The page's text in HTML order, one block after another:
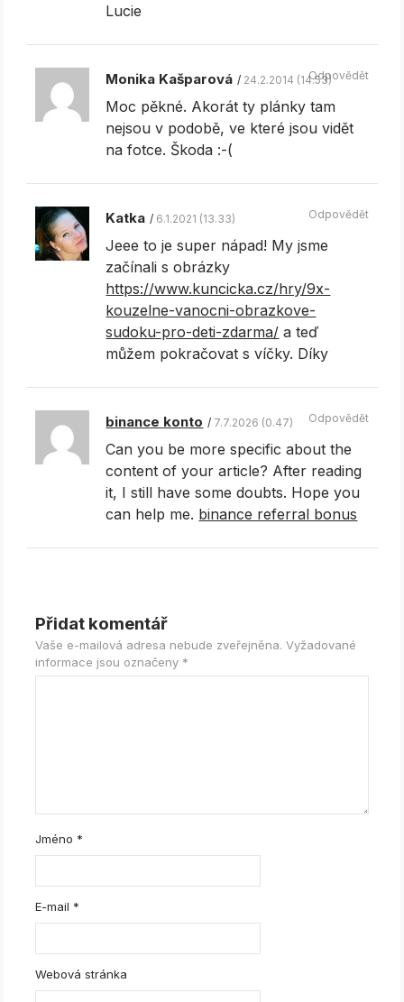
Lucie
Monika Kašparová 24.2.2014 (14.53)
Moc pěkné. Akorát ty plánky tam
nejsou v podobě, ve které jsou vidět
na fotce. Škoda :-(
Odpovědět
Katka 6.1.2021 (13.33)
Jeee to je super nápad! My jsme
začínali s obrázky
https://www.kuncicka.cz/hry/9x-
kouzelne-vanocni-obrazkove-
sudoku-pro-deti-zdarma/ a teď
můžem pokračovat s víčky. Díky
Odpovědět
binance konto 7.7.2026 (0.47)
Can you be more specific about the
content of your article? After reading
it, I still have some doubts. Hope you
can help me. binance referral bonus
Odpovědět
Přidat komentář
Vaše e-mailová adresa nebude zveřejněna. Vyžadované
informace jsou označeny *
Jméno *
E-mail *
Webová stránka